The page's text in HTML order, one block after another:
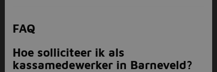
FAQ
Hoe solliciteer ik als
kassamedewerker in Barneveld?